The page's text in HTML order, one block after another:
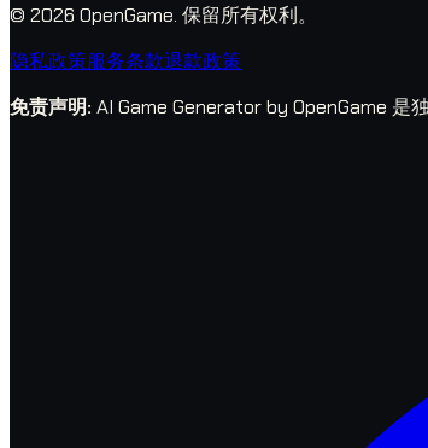
© 2026 OpenGame. 保留所有权利。
隐私政策服务条款退款政策
免责声明: AI Game Generator by OpenGame 是